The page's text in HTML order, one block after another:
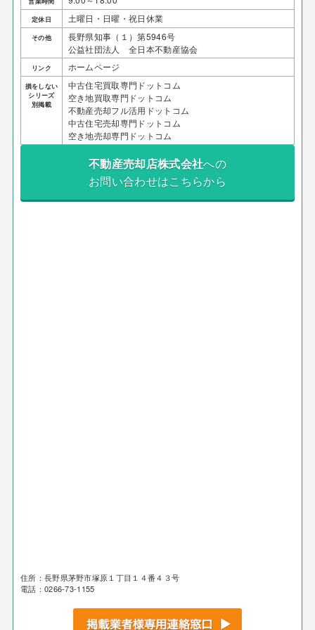
定休日 土曜日・日曜・祝日休業
その他
長野県知事（１）第5946号
公益社団法人 全日本不動産協会
リンク ホームページ
損をしない
シリーズ
別掲載
中古住宅買取専門ドットコム
空き地買取専門ドットコム
不動産売却フル活用ドットコム
中古住宅売却専門ドットコム
空き地売却専門ドットコム
不動産売却店株式会社への
お問い合わせはこちらから
住所：長野県茅野市塚原１丁目１４番４３号
電話：0266-73-1155